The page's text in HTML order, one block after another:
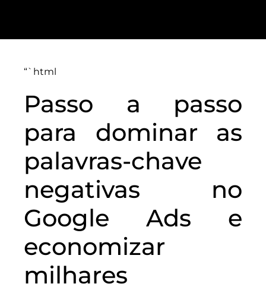
“`html
Passo a passo
para dominar as
palavras-chave
negativas no
Google Ads e
economizar
milhares